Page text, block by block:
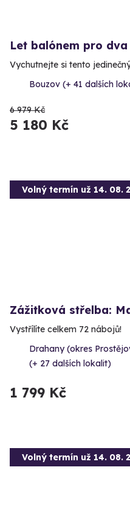
Let balónem pro dva
Vychutnejte si tento
Bouzov (+ 41 dalších
6 979 Kč
5 180 Kč
Volný termín už 14. 08.
Zážitková střelba:
Vystřílíte celkem 72 nábojů!
Drahany (okres
(+ 27 dalších lokalit)
1 799 Kč
Volný termín už 14. 08.